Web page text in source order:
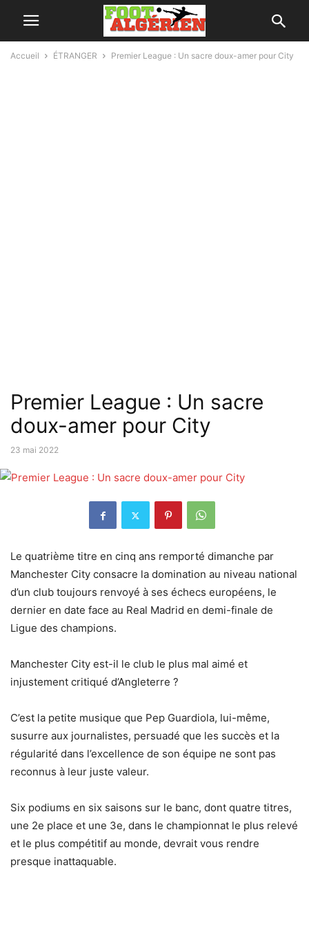
Accueil ÉTRANGER Premier League : Un sacre doux-amer pour City
Premier League : Un sacre
doux-amer pour City
23 mai 2022
Le quatrième titre en cinq ans remporté dimanche par
Manchester City consacre la domination au niveau national
d’un club toujours renvoyé à ses échecs européens, le
dernier en date face au Real Madrid en demi-finale de
Ligue des champions.
Manchester City est-il le club le plus mal aimé et
injustement critiqué d’Angleterre ?
C’est la petite musique que Pep Guardiola, lui-même,
susurre aux journalistes, persuadé que les succès et la
régularité dans l’excellence de son équipe ne sont pas
reconnus à leur juste valeur.
Six podiums en six saisons sur le banc, dont quatre titres,
une 2e place et une 3e, dans le championnat le plus relevé
et le plus compétitif au monde, devrait vous rendre
presque inattaquable.